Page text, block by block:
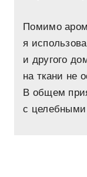
Помимо
я
и другого
на ткани не
В общем
с целебными